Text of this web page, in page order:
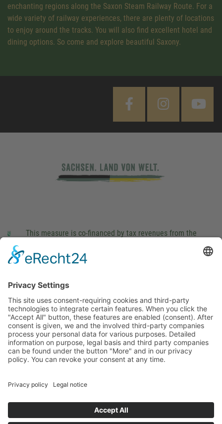
enchanting regions along the Saxon Steam Railway Route. For a
wide variety of railway experiences, there are plenty of locations
to enjoy around the tracks. You will also find excellent hotel and
dining options. So come and explore beautiful Saxony.
This measure is co-financed by tax revenues from the
Landtag (parliament).
This site uses consent-requiring cookies and third-party
technologies to integrate certain features. When you click the
"Accept All" button, these features are enabled (consent).
After consent is given, we and the involved third-party
companies process your personal data for various purposes.
companies can be found under the button "More" and in our
DENY ACCEPT MORE